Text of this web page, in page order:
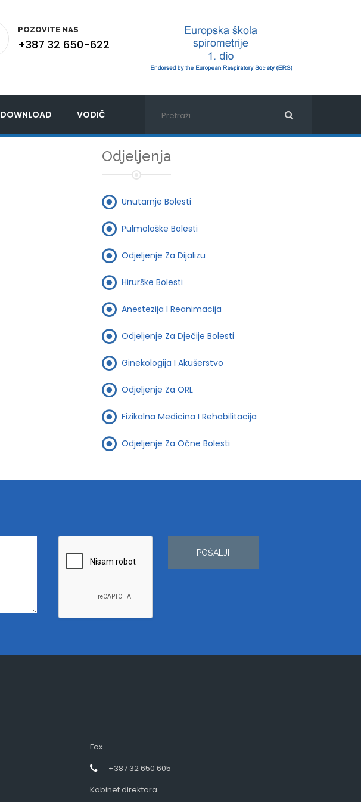
POZOVITE NAS
+387 32 650-622
DOWNLOAD VODIČ
Odjeljenja
Unutarnje Bolesti
Pulmološke Bolesti
Odjeljenje Za Dijalizu
Hirurške Bolesti
Anestezija I Reanimacija
Odjeljenje Za Dječije Bolesti
Ginekologija I Akušerstvo
Odjeljenje Za ORL
Fizikalna Medicina I Rehabilitacija
Odjeljenje Za Očne Bolesti
POŠALJI
Fax
+387 32 650 605
Kabinet direktora